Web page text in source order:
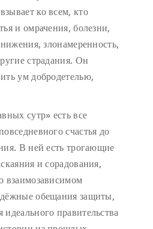
ко всем, кто
и омрачения, болезни,
злонамеренность,
страдания. Он
ум добродетелью,
сутр» есть все
счастья до
В ней есть трогающие
и сорадования,
взаимозависимом
обещания защиты,
правительства